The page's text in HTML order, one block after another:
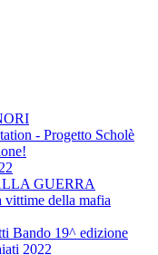
- Progetto Scholè
GUERRA
vittime della mafia
Bando 19^ edizione
2022